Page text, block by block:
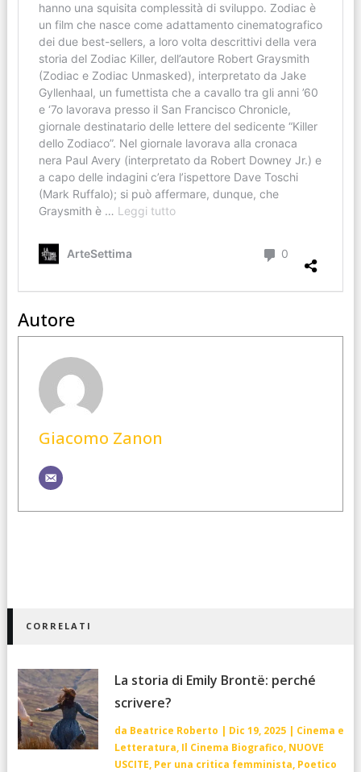
Autore
Giacomo Zanon
CORRELATI
La storia di Emily Brontë: perché
scrivere?
da Beatrice Roberto | Dic 19, 2025| Cinema e
Letteratura, Il Cinema Biografico, NUOVE
USCITE, Per una critica femminista, Poetico